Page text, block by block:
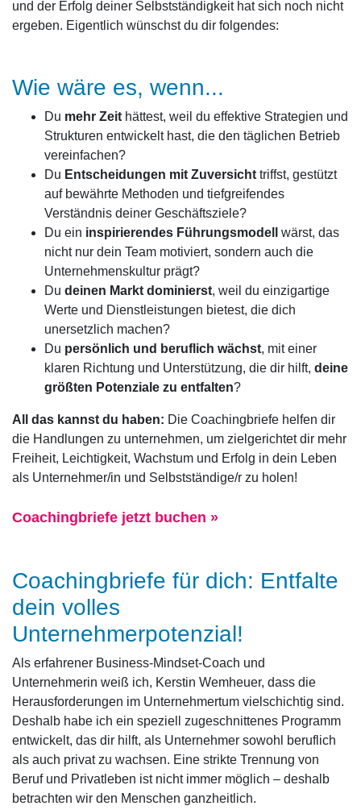
und der Erfolg deiner Selbstständigkeit hat sich noch nicht
ergeben. Eigentlich wünschst du dir folgendes:
Wie wäre es, wenn...
Du mehr Zeit hättest, weil du effektive Strategien und
Strukturen entwickelt hast, die den täglichen Betrieb
vereinfachen?
Du Entscheidungen mit Zuversicht triffst, gestützt
auf bewährte Methoden und tiefgreifendes
Verständnis deiner Geschäftsziele?
Du ein inspirierendes Führungsmodell
wärst, das
nicht nur dein Team motiviert, sondern auch die
Unternehmenskultur prägt?
Du deinen Markt dominierst, weil du einzigartige
Werte und Dienstleistungen bietest, die dich
unersetzlich machen?
Du persönlich und beruflich wächst, mit einer
klaren Richtung und Unterstützung, die dir hilft, deine
größten Potenziale zu entfalten?
All das kannst du haben: Die Coachingbriefe helfen dir
die Handlungen zu unternehmen, um zielgerichtet dir mehr
Freiheit, Leichtigkeit, Wachstum und Erfolg in dein Leben
als Unternehmer/in und Selbstständige/r zu holen!
Coachingbriefe jetzt buchen »
Coachingbriefe für dich: Entfalte
dein volles
Unternehmerpotenzial!
Als erfahrener Business-Mindset-Coach und
Unternehmerin weiß ich, Kerstin Wemheuer, dass die
Herausforderungen im Unternehmertum vielschichtig sind.
Deshalb habe ich ein speziell zugeschnittenes Programm
entwickelt, das dir hilft, als Unternehmer sowohl beruflich
als auch privat zu wachsen. Eine strikte Trennung von
Beruf und Privatleben ist nicht immer möglich – deshalb
betrachten wir den Menschen ganzheitlich.